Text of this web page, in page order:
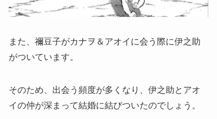
また、禰豆子がカナヲ＆アオイに会う際に伊之助
がついています。
そのため、出会う頻度が多くなり、伊之助とアオ
イの仲が深まって結婚に結びついたのでしょう。